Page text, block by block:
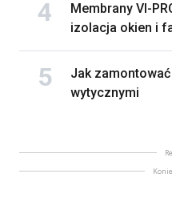
Membrany VI-
izolacja okien i
Jak
wytycznymi